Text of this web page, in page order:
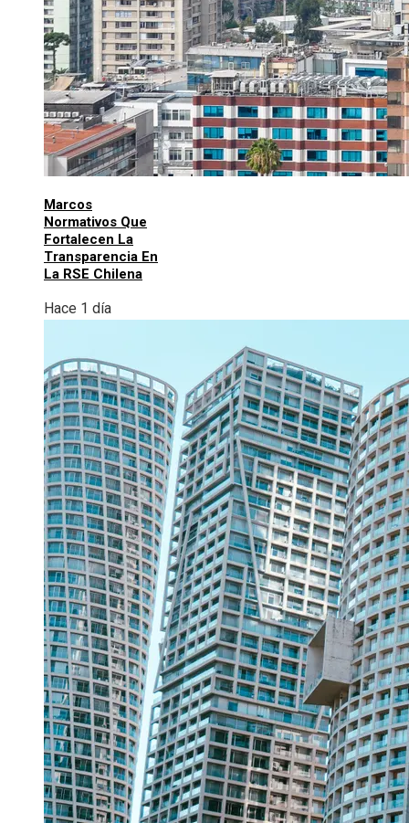
Marcos
Normativos Que
Fortalecen La
Transparencia En
La RSE Chilena
Hace 1 día